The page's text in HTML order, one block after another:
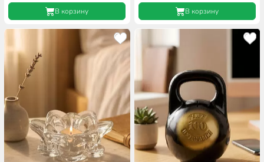
В корзину В корзину